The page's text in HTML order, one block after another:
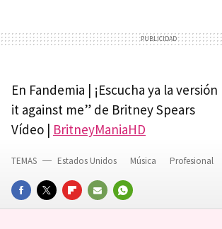
En Fandemia | ¡Escucha ya la
it against me” de Britney Spears
Vídeo | BritneyManiaHD
FACEBOOKTWITTERFLIPBOARD
E-
WHATSAPP
TEMAS Estados Unidos Música Profesional